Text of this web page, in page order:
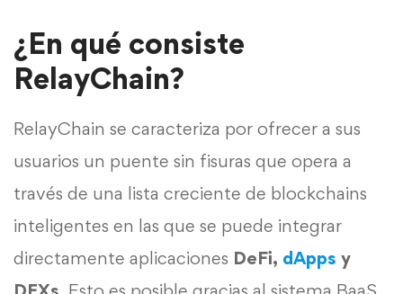
¿En qué consiste
RelayChain?
RelayChain se caracteriza por ofrecer a sus
usuarios un puente sin fisuras que opera a
través de una lista creciente de blockchains
inteligentes en las que se puede integrar
directamente aplicaciones DeFi, dApps y